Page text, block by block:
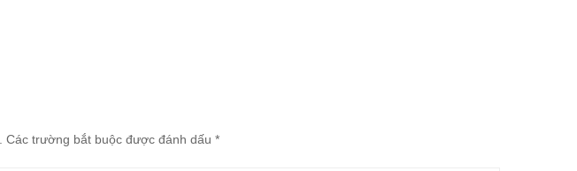
Các trường bắt buộc được đánh dấu *